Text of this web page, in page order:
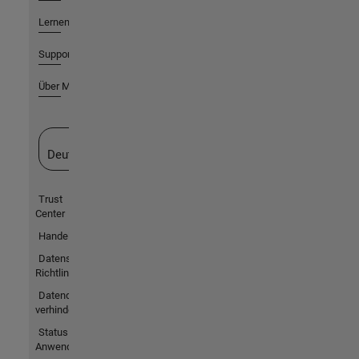
Lernen
Support
Über MathWorks
Deutschland
Trust
Center
Handelsmarken
Datenschutz-
Richtlinien
Datendiebstahl
verhindern
Status von
Anwendungen